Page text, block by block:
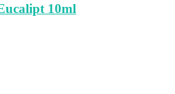
10ml